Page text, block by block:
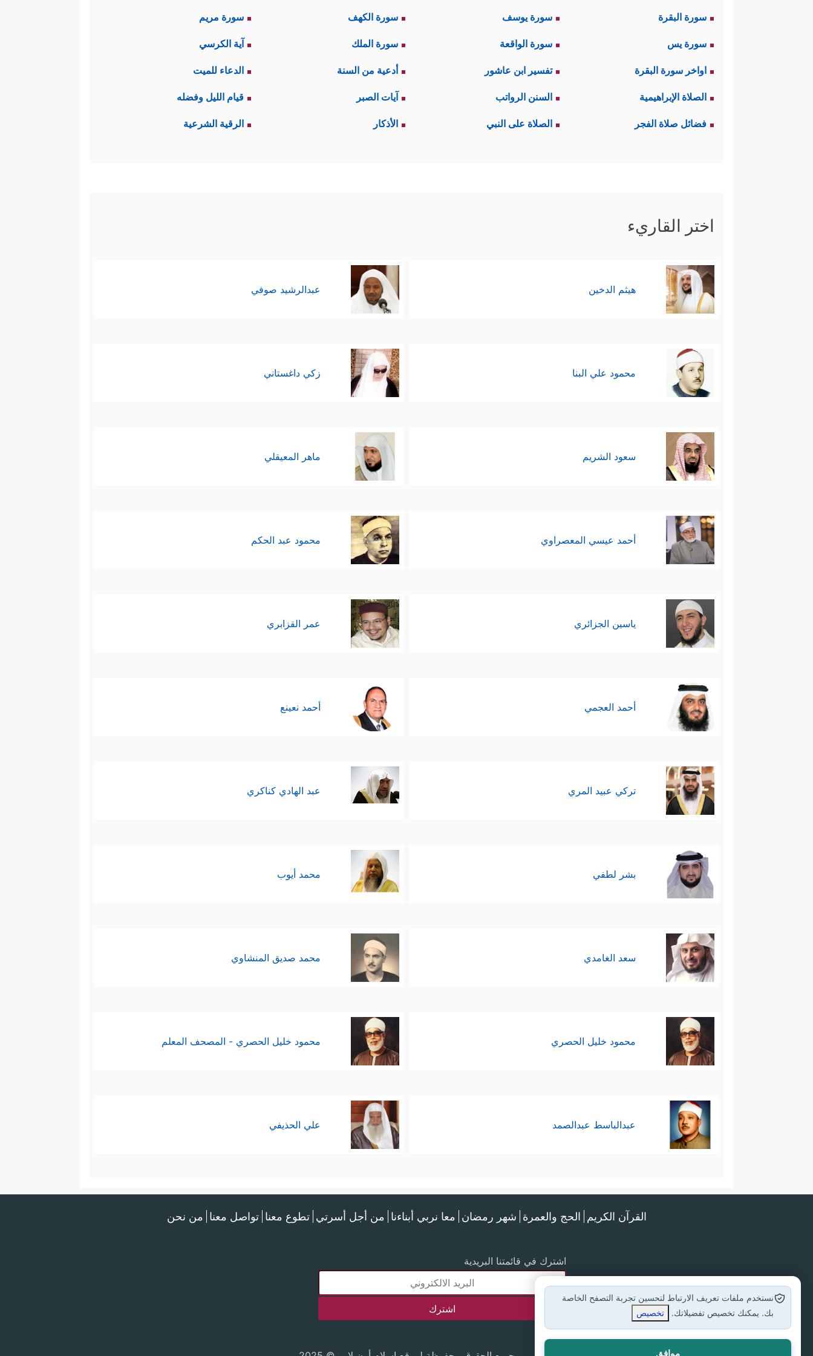
سورة البقرة سورة يوسف سورة الكهف سورة مريم
سورة يس سورة الواقعة سورة الملك آية الكرسي
اواخر سورة البقرة تفسير ابن عاشور أدعية من السنة الدعاء للميت
الصلاة الإبراهيمية السنن الرواتب آيات الصبر قيام الليل وفضله
فضائل صلاة الفجر الصلاة على النبي الأذكار الرقية الشرعية
اختر القاريء
هيثم الدخين عبدالرشيد صوفي
محمود علي البنا زكي داغستاني
سعود الشريم ماهر المعيقلي
أحمد عيسي المعصراوي محمود عبد الحكم
ياسين الجزائري عمر القزابري
أحمد العجمي أحمد نعينع
تركي عبيد المري عبد الهادي كناكري
بشر لطفي محمد أيوب
سعد الغامدي محمد صديق المنشاوي
محمود خليل الحصري محمود خليل الحصري - المصحف المعلم
عبدالباسط عبدالصمد علي الحذيفي
القرآن الكريم الحج والعمرة شهر رمضان معا نربي أبناءنا من أجل أسرتي تطوع معنا تواصل معنا من نحن
اشترك في قائمتنا البريدية
نستخدم ملفات تعريف الارتباط لتحسين تجربة التصفح الخاصة
بك. يمكنك تخصيص تفضيلاتك.
تخصيص
موافق